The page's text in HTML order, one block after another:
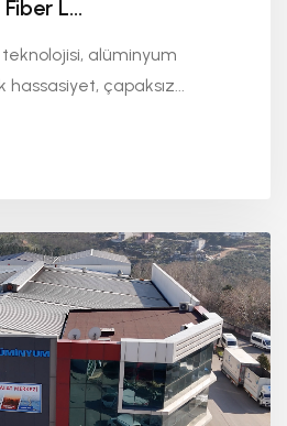
L...
alüminyum
çapaksız...